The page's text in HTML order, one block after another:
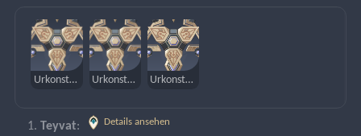
Urkonstrukt – Sonde Urkonstrukt – Umformer Urkonstrukt – Kraftfelderzeuger
Teyvat: Details ansehen